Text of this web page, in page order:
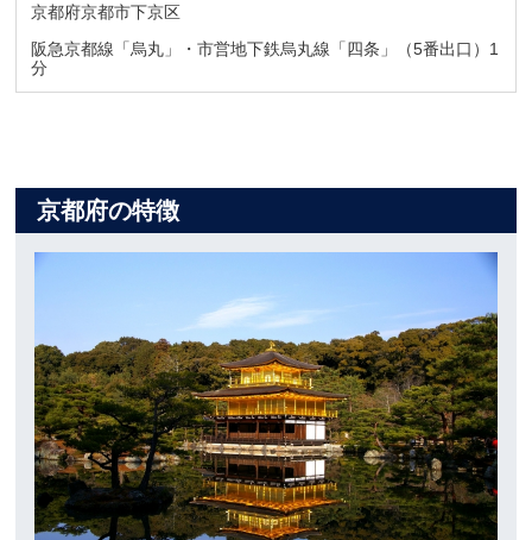
京都府京都市下京区
阪急京都線「烏丸」・市営地下鉄烏丸線「四条」（5番出口）1
分
京都府の特徴